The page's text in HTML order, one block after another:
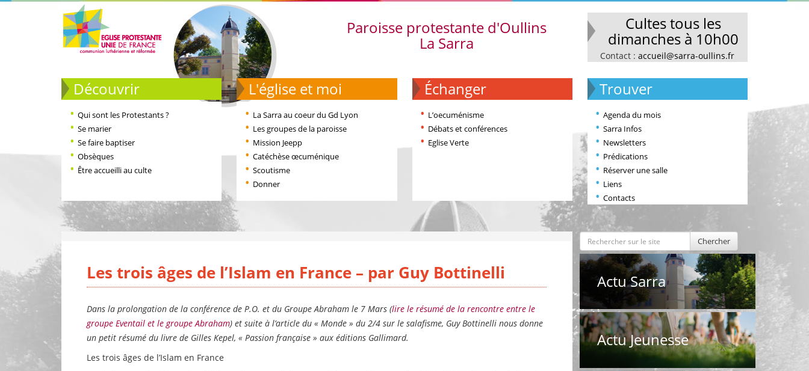
Paroisse protestante d'Oullins
La Sarra
Cultes tous les
dimanches à 10h00
Contact :accueil@sarra-oullins.fr
Découvrir
Qui sont les Protestants ?
Se marier
Se faire baptiser
Obsèques
Être accueilli au culte
L'église et moi
La Sarra au coeur du Gd Lyon
Les groupes de la paroisse
Mission Jeepp
Catéchèse œcuménique
Scoutisme
Donner
échanger
L’oecuménisme
Débats et conférences
Eglise Verte
Trouver
Agenda du mois
Sarra Infos
Newsletters
Prédications
Réserver une salle
Liens
Contacts
Les trois âges de l’Islam en France – par Guy Bottinelli
Dans la prolongation de la conférence de P.O. et du Groupe Abraham le 7 Mars (lire le résumé de la rencontre entre le
groupe Eventail et le groupe Abraham) et suite à l’article du « Monde » du 2/4 sur le salafisme, Guy Bottinelli nous donne
un petit résumé du livre de Gilles Kepel, « Passion française » aux éditions Gallimard.
Les trois âges de l’Islam en France
Chercher
Actu Sarra
Actu Jeunesse